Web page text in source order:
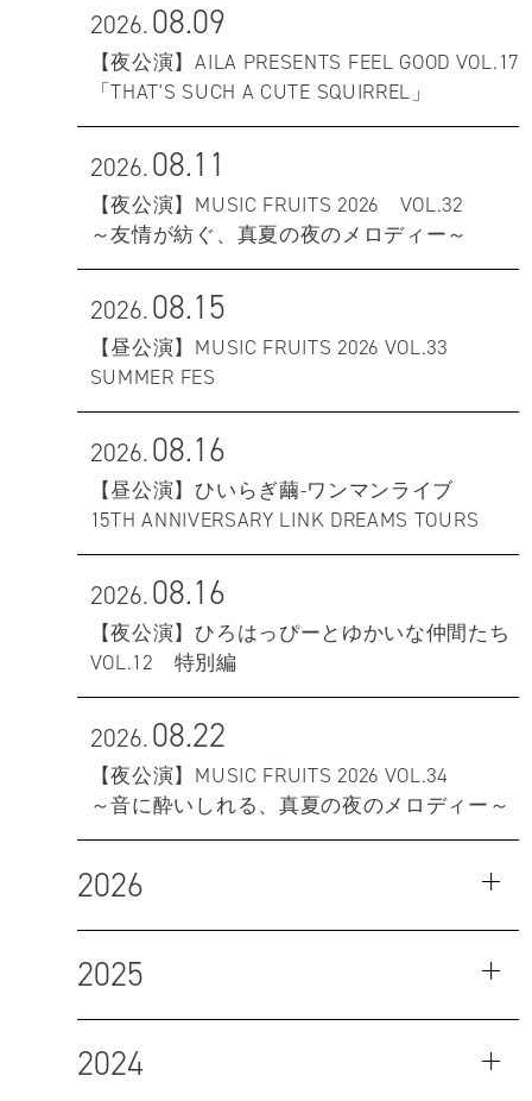
2026.08.09
【夜公演】AILA PRESENTS FEEL GOOD VOL.17
「THAT'S SUCH A CUTE SQUIRREL」
2026.08.11
【夜公演】MUSIC FRUITS 2026 VOL.32
～友情が紡ぐ、真夏の夜のメロディー～
2026.08.15
【昼公演】MUSIC FRUITS 2026 VOL.33
SUMMER FES
2026.08.16
【昼公演】ひいらぎ繭-ワンマンライブ
15TH ANNIVERSARY LINK DREAMS TOURS
2026.08.16
【夜公演】ひろはっぴーとゆかいな仲間たち
VOL.12 特別編
2026.08.22
【夜公演】MUSIC FRUITS 2026 VOL.34
～音に酔いしれる、真夏の夜のメロディー～
2026
2025
2024